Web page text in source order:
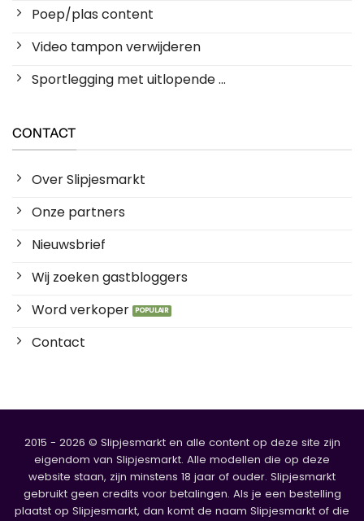
Poep/plas content
Video tampon verwijderen
Sportlegging met uitlopende ...
CONTACT
Over Slipjesmarkt
Onze partners
Nieuwsbrief
Wij zoeken gastbloggers
Word verkoper
Contact
2015 - 2026 © Slipjesmarkt en alle content op deze site zijn
eigendom van Slipjesmarkt. Alle modellen die op deze
website staan, zijn minstens 18 jaar of ouder. Slipjesmarkt
gebruikt geen credits voor betalingen. Als je een bestelling
plaatst op Slipjesmarkt, dan komt de naam Slipjesmarkt of die